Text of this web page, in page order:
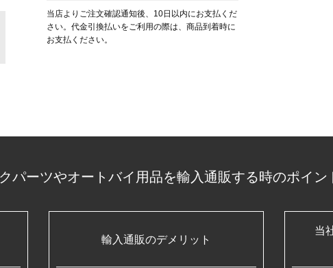
当店よりご注文確認通知後、10日以内にお支払くだ
さい。代金引換払いをご利用の際は、商品到着時に
お支払ください。
パーツやオートバイ用品を輸入通販する時のポイン
輸入通販のデメリット
当